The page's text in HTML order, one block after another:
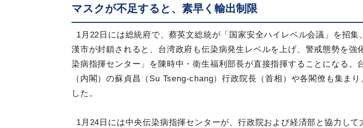
マスクが不足すると、素早く輸出制限
1月22日には総統府で、蔡英文総統が「国家安全ハイレベル会議」を招集
漢市が封鎖されると、台湾政府も伝染病発生レベルを上げ、警戒態勢を強
染病指揮センター」を陳時中・衛生福利部長が直接指揮することになる。
（内閣）の蘇貞昌（Su Tseng-chang）行政院長（首相）や各閣僚も集ま
した。
1月24日には中央伝染病指揮センターが、行政院および経済部と協力して